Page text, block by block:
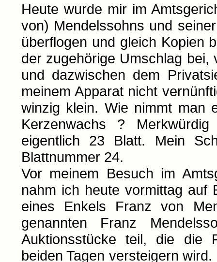
Heute wurde mir im
von) Mendelssohns und
überflogen und gleich Kopien
der zugehörige Umschlag
und dazwischen dem
meinem Apparat nicht
winzig klein. Wie nimmt man
Kerzenwachs ?
eigentlich 23 Blatt. Mein
Blattnummer 24.
Vor meinem Besuch im
nahm ich heute vormittag auf
eines Enkels Franz von
genannten Franz
Auktionsstücke teil, die die
beiden Tagen versteigern